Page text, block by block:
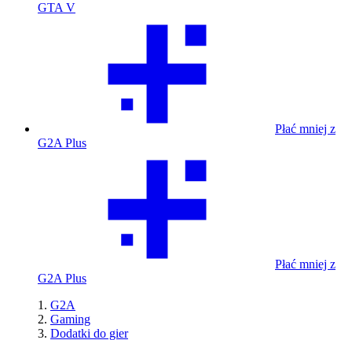
GTA V
Płać mniej z
G2A Plus
Płać mniej z
G2A Plus
G2A
Gaming
Dodatki do gier